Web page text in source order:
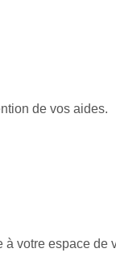
de vos aides.
votre espace